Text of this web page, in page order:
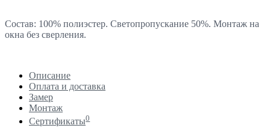
Состав: 100% полиэстер. Светопропускание 50%. Монтаж на
окна без сверления.
Описание
Оплата и доставка
Замер
Монтаж
Сертификаты0